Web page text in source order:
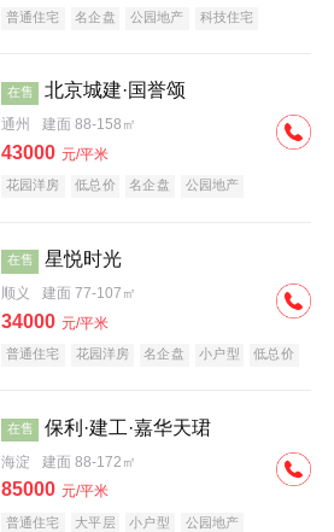
普通住宅 名企盘 公园地产 科技住宅
在售 北京城建·国誉颂
通州 建面 88-158㎡
43000 元/平米
花园洋房 低总价 名企盘 公园地产
在售 星悦时光
顺义 建面 77-107㎡
34000 元/平米
普通住宅 花园洋房 名企盘 小户型 低总价
在售 保利·建工·嘉华天珺
海淀 建面 88-172㎡
85000 元/平米
普通住宅 大平层 小户型
公园地产